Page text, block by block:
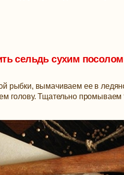
сельдь сухим посолом
рыбки, вымачиваем ее в
голову. Тщательно